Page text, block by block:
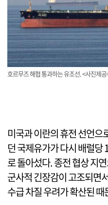
호르무즈 해협 통과하는 유조선. <사진제
미국과 이란의 휴전 선언
던 국제유가가 다시 배럴
로 돌아섰다. 종전 협상 지
군사적 긴장감이 고조되면
수급 차질 우려가 확산된 때